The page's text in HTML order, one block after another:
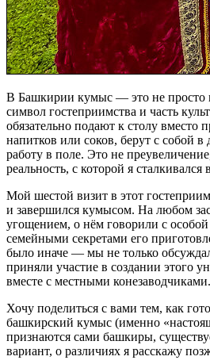
В Башкирии кумыс — это не просто
символ гостеприимства и часть
обязательно подают к столу вместо
напитков или соков, берут с собой
работу в поле. Это не
реальность, с которой я
Мой шестой визит в этот
и завершился кумысом. На любом
угощением, о нём говорили с
семейными секретами его
было иначе — мы не только
приняли участие в создании этого
вместе с местными конезаводчиками.
Хочу поделиться с вами тем, как
башкирский кумыс (именно
признаются сами башкиры,
вариант, о различиях я расскажу